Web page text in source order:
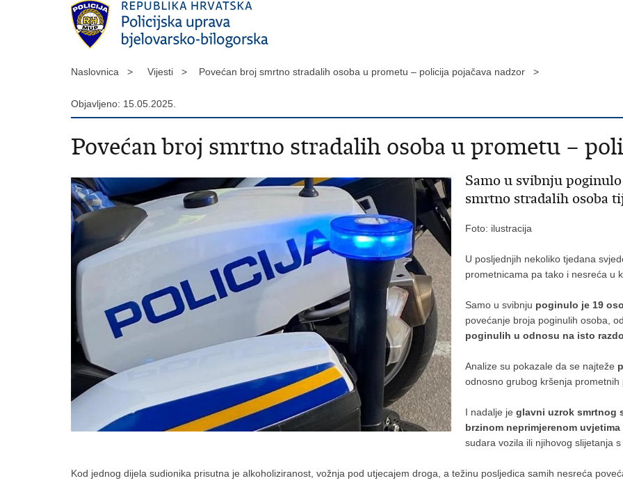
Naslovnica > Vijesti > Povećan broj smrtno stradalih osoba u prometu – policija pojačava nadzor >
Objavljeno: 15.05.2025.
Povećan broj smrtno stradalih osoba u prometu –
Samo u svibnju
smrtno stradalih osoba
Foto: ilustracija
U posljednjih nekoliko tjedana
prometnicama pa tako i nesreća u
Samo u svibnju poginulo je 19
povećanje broja poginulih osoba,
poginulih u odnosu na isto
Analize su pokazale da se najteže
odnosno grubog kršenja prometnih
I nadalje jeglavni uzrok smrtnog
brzinom neprimjerenom uvjetima
sudara vozila ili njihovog slijetanja
Kod jednog dijela sudionika prisutna je alkoholiziranost, vožnja pod utjecajem droga, a težinu posljedica samih nesreća